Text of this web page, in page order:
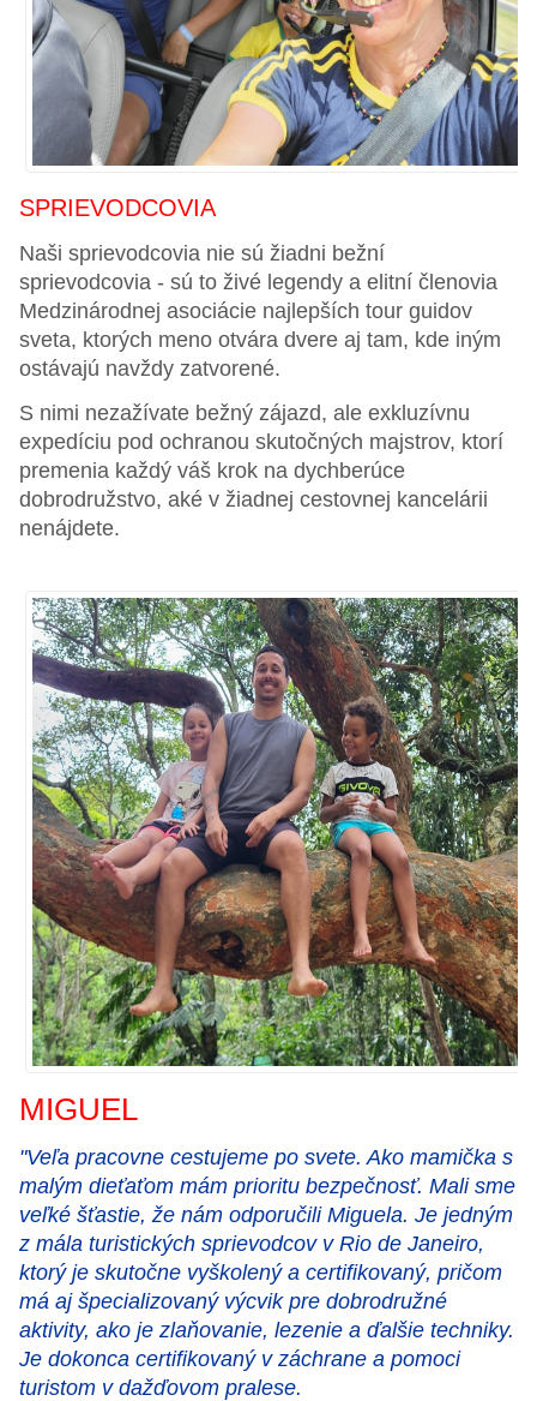
SPRIEVODCOVIA
Naši sprievodcovia nie sú žiadni bežní
sprievodcovia - sú to živé legendy a elitní členovia
Medzinárodnej asociácie najlepších tour guidov
sveta, ktorých meno otvára dvere aj tam, kde iným
ostávajú navždy zatvorené.
S nimi nezažívate bežný zájazd, ale exkluzívnu
expedíciu pod ochranou skutočných majstrov, ktorí
premenia každý váš krok na dychberúce
dobrodružstvo, aké v žiadnej cestovnej kancelárii
nenájdete.
MIGUEL
"Veľa pracovne cestujeme po svete. Ako mamička s
malým dieťaťom mám prioritu bezpečnosť. Mali sme
veľké šťastie, že nám odporučili Miguela. Je jedným
z mála turistických sprievodcov v Rio de Janeiro,
ktorý je skutočne vyškolený a certifikovaný, pričom
má aj špecializovaný výcvik pre dobrodružné
aktivity, ako je zlaňovanie, lezenie a ďalšie techniky.
Je dokonca certifikovaný v záchrane a pomoci
turistom v dažďovom pralese.